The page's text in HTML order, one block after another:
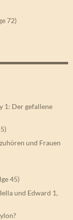
72)
1: Der gefallene
und Frauen
45)
und Edward 1,